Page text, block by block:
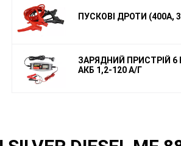
ПУСКОВІ ДРОТИ (400А,
ЗАРЯДНИЙ ПРИСТРІЙ 6
АКБ 1,2-120 А/Г